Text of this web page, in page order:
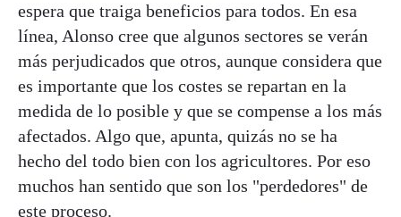
espera que traiga beneficios para todos. En esa
línea, Alonso cree que algunos sectores se verán
más perjudicados que otros, aunque considera que
es importante que los costes se repartan en la
medida de lo posible y que se compense a los más
afectados. Algo que, apunta, quizás no se ha
hecho del todo bien con los agricultores. Por eso
muchos han sentido que son los "perdedores" de
este proceso.